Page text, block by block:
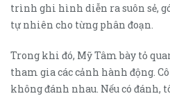
trình ghi hình diễn ra suôn sẻ,
tự nhiên cho từng phân đoạn.
Trong khi đó, Mỹ Tâm bày tỏ
tham gia các cảnh hành động.
không đánh nhau. Nếu có đánh,